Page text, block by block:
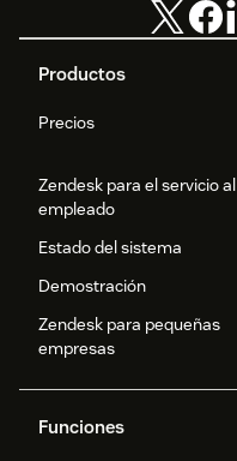
Productos
Precios
Zendesk para el servicio al
empleado
Estado del sistema
Demostración
Zendesk para pequeñas
empresas
Funciones